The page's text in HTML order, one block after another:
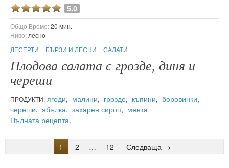
5.0
Общо Време:20 мин.
Ниво: лесно
ДЕСЕРТИ
БЪРЗИ И ЛЕСНИ САЛАТИ
Плодова салата с грозде, диня и
череши
ПРОДУКТИ: ягоди, малини, грозде, къпини, боровинки,
череши, ябълка, захарен сироп, мента
Пълната рецепта.
1 2 … 12 Следваща →